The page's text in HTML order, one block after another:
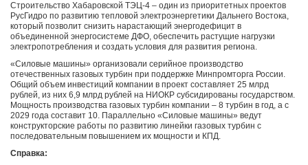
Строительство Хабаровской ТЭЦ-4 – один из приоритетных проектов
РусГидро по развитию тепловой электроэнергетики Дальнего Востока,
который позволит снизить нарастающий энергодефицит в
объединенной энергосистеме ДФО, обеспечить растущие нагрузки
электропотребления и создать условия для развития региона.
«Силовые машины» организовали серийное производство
отечественных газовых турбин при поддержке Минпромторга России.
Общий объем инвестиций компании в проект составляет 25 млрд
рублей, из них 6,9 млрд рублей на НИОКР субсидированы государством.
Мощность производства газовых турбин компании – 8 турбин в год, а с
2029 года составит 10. Параллельно «Силовые машины» ведут
конструкторские работы по развитию линейки газовых турбин с
последовательным повышением их мощности и КПД.
Справка: